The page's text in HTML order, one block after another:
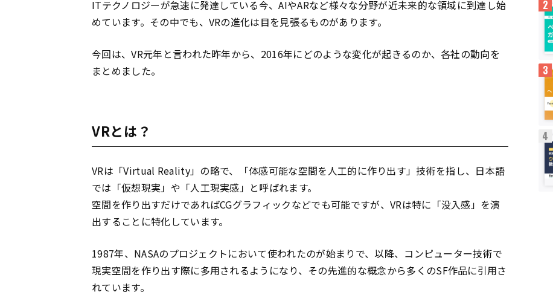
ITテクノロジーが急速に発達している今、AIやARなど様々な分野が近未来的な領域に到達し始
めています。その中でも、VRの進化は目を見張るものがあります。
今回は、VR元年と言われた昨年から、2016年にどのような変化が起きるのか、各社の動向を
まとめました。
VRとは？
VRは「Virtual Reality」の略で、「体感可能な空間を人工的に作り出す」技術を指し、日本語
では「仮想現実」や「人工現実感」と呼ばれます。
空間を作り出すだけであればCGグラフィックなどでも可能ですが、VRは特に「没入感」を演
出することに特化しています。
1987年、NASAのプロジェクトにおいて使われたのが始まりで、以降、コンピューター技術で
現実空間を作り出す際に多用されるようになり、その先進的な概念から多くのSF作品に引用さ
れています。